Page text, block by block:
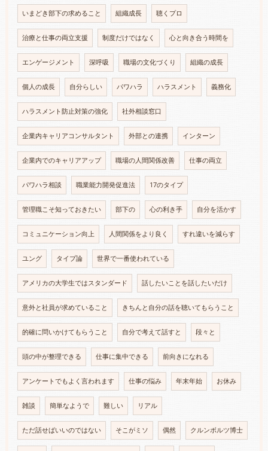
いまどき部下の求めること 組織成長 聴くプロ
治療と仕事の両立支援 制度だけではなく 心と向き合う時間を
エンゲージメント 深呼吸 職場の文化づくり 組織の成長
個人の成長 自分らしい パワハラ ハラスメント 義務化
ハラスメント防止対策の強化 社外相談窓口
企業内キャリアコンサルタント 外部との連携 インターン
企業内でのキャリアアップ 職場の人間関係改善 仕事の両立
パワハラ相談 職業能力開発促進法 17のタイプ
管理職こそ知っておきたい 部下の 心の利き手 自分を活かす
コミュニケーション向上 人間関係をより良く すれ違いを減らす
ユング タイプ論 世界で一番使われている
アメリカの大学生ではスタンダード 話したいことを話したいだけ
意外と社員が求めていること きちんと自分の話を聴いてもらうこと
的確に問いかけてもらうこと 自分で考えて話すと 段々と
頭の中が整理できる 仕事に集中できる 前向きになれる
アンケートでもよく言われます 仕事の悩み 年末年始 お休み
雑談 簡単なようで 難しい リアル
ただ話せばいいのではない そこがミソ 偶然 クルンボルツ博士